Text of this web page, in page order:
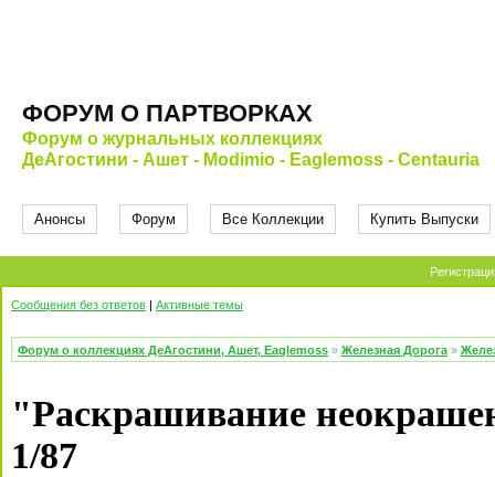
ФОРУМ О ПАРТВОРКАХ
Форум о журнальных коллекциях
ДеАгостини - Ашет - Modimio - Eaglemoss - Centauria
Анонсы Форум Все Коллекции Купить Выпуски
Сообщения без ответов | Активные темы
Форум о коллекциях ДеАгостини, Ашет, Eaglemoss » Железная Дорога »
"Раскрашивание
1/87